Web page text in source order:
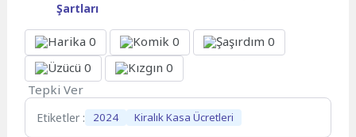
Şartları
0 0
0
0
0
Tepki Ver
Etiketler : 2024 Kiralık Kasa Ücretleri